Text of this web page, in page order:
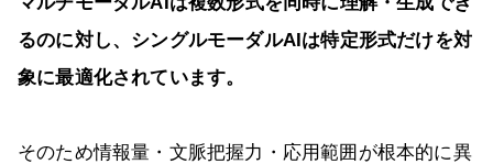
るのに対し、シングルモーダルAIは特定形式だけを対
象に最適化されています。
そのため情報量・文脈把握力・応用範囲が根本的に異